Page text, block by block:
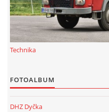
Technika
FOTOALBUM
DHZ Dyčka